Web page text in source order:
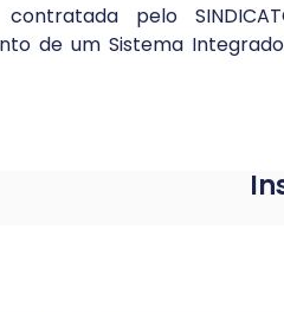
pelo
de um Sistema